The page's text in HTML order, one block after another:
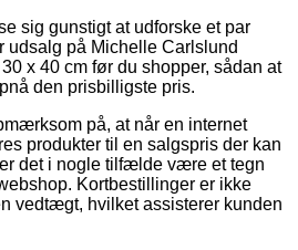
sig gunstigt at udforske et par
udsalg på Michelle Carlslund
x 40 cm før du shopper, sådan at
den prisbilligste pris.
på, at når en internet
produkter til en salgspris der kan
det i nogle tilfælde være et tegn
Kortbestillinger er ikke
vedtægt, hvilket assisterer kunden